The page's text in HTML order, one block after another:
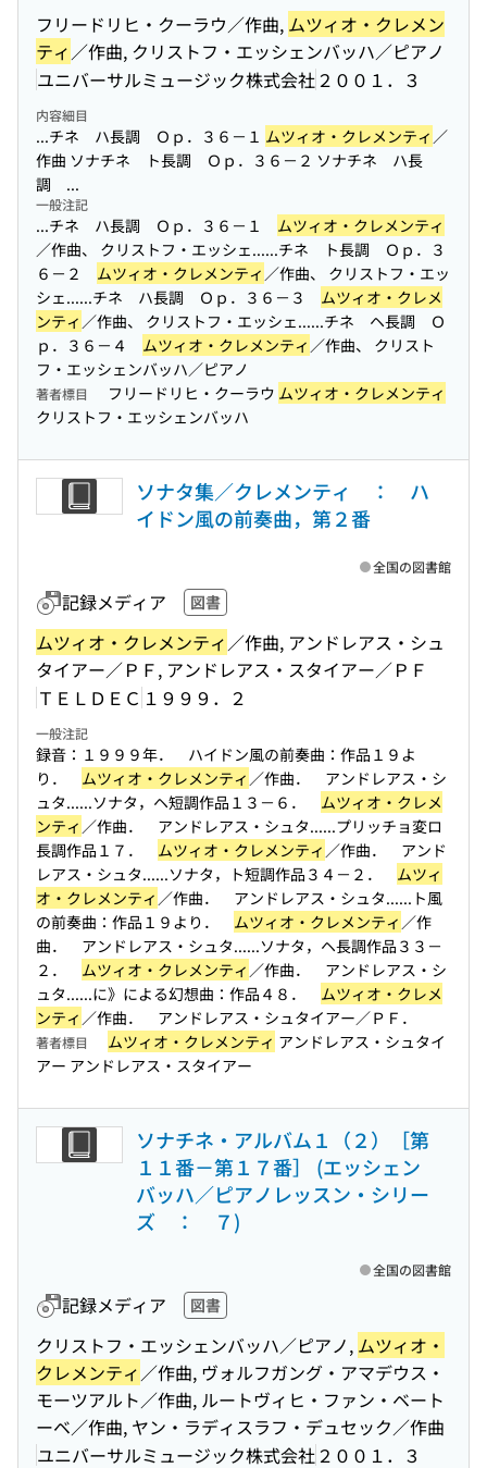
フリードリヒ・クーラウ／作曲, ムツィオ・クレメン
ティ／作曲, クリストフ・エッシェンバッハ／ピアノ
ユニバーサルミュージック株式会社 ２００１．３
内容細目
...チネ ハ長調 Ｏｐ．３６－１ ムツィオ・クレメンティ ／
作曲 ソナチネ ト長調 Ｏｐ．３６－２ ソナチネ ハ長
調 ...
一般注記
...チネ ハ長調 Ｏｐ．３６－１ ムツィオ・クレメンティ
／作曲、 クリストフ・エッシェ......チネ ト長調 Ｏｐ．３
６－２ ムツィオ・クレメンティ ／作曲、 クリストフ・エッ
シェ......チネ ハ長調 Ｏｐ．３６－３ ムツィオ・クレメ
ンティ ／作曲、 クリストフ・エッシェ......チネ ヘ長調 Ｏ
ｐ．３６－４ ムツィオ・クレメンティ ／作曲、 クリスト
フ・エッシェンバッハ／ピアノ
著者標目 フリードリヒ・クーラウ ムツィオ・クレメンティ
クリストフ・エッシェンバッハ
ソナタ集／クレメンティ ： ハ
イドン風の前奏曲，第２番
記録メディア 図書
ムツィオ・クレメンティ／作曲, アンドレアス・シュ
タイアー／ＰＦ, アンドレアス・スタイアー／ＰＦ
ＴＥＬＤＥＣ １９９９．２
全国の図書館
一般注記
録音：１９９９年． ハイドン風の前奏曲：作品１９よ
り． ムツィオ・クレメンティ ／作曲． アンドレアス・シ
ュタ......ソナタ，ヘ短調作品１３－６． ムツィオ・クレメ
ンティ ／作曲． アンドレアス・シュタ......プリッチョ変ロ
長調作品１７． ムツィオ・クレメンティ ／作曲． アンド
レアス・シュタ......ソナタ，ト短調作品３４－２． ムツィ
オ・クレメンティ ／作曲． アンドレアス・シュタ......ト風
の前奏曲：作品１９より． ムツィオ・クレメンティ ／作
曲． アンドレアス・シュタ......ソナタ，ヘ長調作品３３－
２． ムツィオ・クレメンティ ／作曲． アンドレアス・シ
ュタ......に》による幻想曲：作品４８． ムツィオ・クレメ
ンティ ／作曲． アンドレアス・シュタイアー／ＰＦ．
著者標目 ムツィオ・クレメンティ アンドレアス・シュタイ
アー アンドレアス・スタイアー
ソナチネ・アルバム１（２）［第
１１番－第１７番］ (エッシェン
バッハ／ピアノレッスン・シリー
ズ ： ７)
記録メディア 図書
クリストフ・エッシェンバッハ／ピアノ, ムツィオ・
クレメンティ／作曲, ヴォルフガング・アマデウス・
モーツアルト／作曲, ルートヴィヒ・ファン・ベート
ーベ／作曲, ヤン・ラディスラフ・デュセック／作曲
ユニバーサルミュージック株式会社 ２００１．３
全国の図書館